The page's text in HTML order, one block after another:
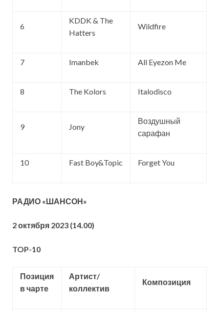
6
KDDK & The
Hatters
Wildfire
7 Imanbek All Eyezon Me
8 The Kolors Italodisco
9 Jony
Воздушный
сарафан
10 Fast Boy&Topic Forget You
РАДИО «ШАНСОН»
2 октября 2023 (14.00)
TOP-10
Позиция
в чарте
Артист/
коллектив
Композиция